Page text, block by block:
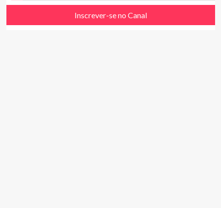
Inscrever-se no Canal